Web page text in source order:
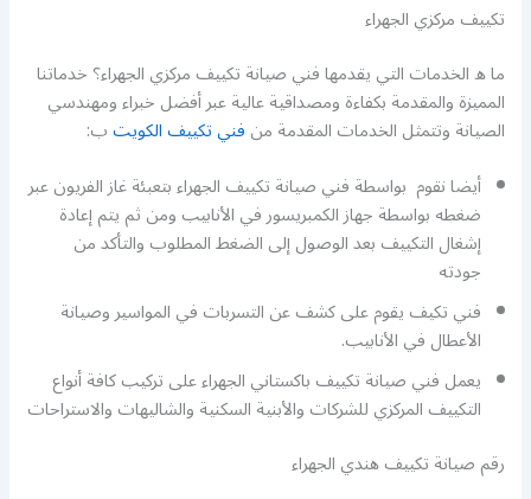
تكييف مركزي الجهراء
ما ه الخدمات التي يقدمها فني صيانة تكييف مركزي الجهراء؟ خدماتنا
المميزة والمقدمة بكفاءة ومصداقية عالية عبر أفضل خبراء ومهندسي
الصيانة وتتمثل الخدمات المقدمة منفني تكييف الكويتب:
أيضا نقوم بواسطة فني صيانة تكييف الجهراء بتعبئة غاز الفريون عبر
ضغطه بواسطة جهاز الكمبريسور في الأنابيب ومن ثم يتم إعادة
إشغال التكييف بعد الوصول إلى الضغط المطلوب والتأكد من
جودته
فني تكيف يقوم على كشف عن التسربات في المواسير وصيانة
الأعطال في الأنابيب.
يعمل فني صيانة تكييف باكستاني الجهراء على تركيب كافة أنواع
التكييف المركزي للشركات والأبنية السكنية والشاليهات والاستراحات
رقم صيانة تكييف هندي الجهراء